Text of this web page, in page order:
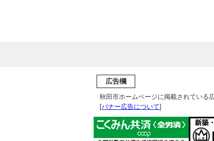
広告欄
秋田市ホームページに掲載されている
[バナー広告について]